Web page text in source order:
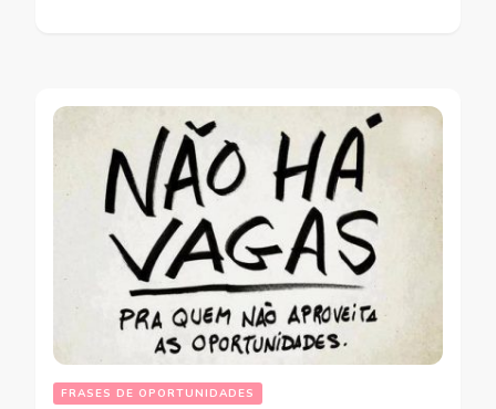
FRASES DE OPORTUNIDADES